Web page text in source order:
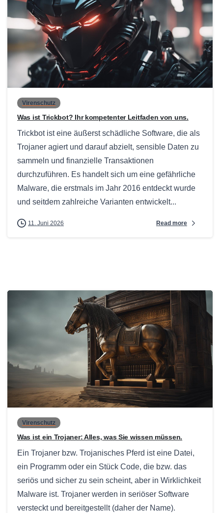
0
Virenschutz
Was ist Trickbot? Ihr kompetenter Leitfaden von uns.
Trickbot ist eine äußerst schädliche Software, die als
Trojaner agiert und darauf abzielt, sensible Daten zu
sammeln und finanzielle Transaktionen
durchzuführen. Es handelt sich um eine gefährliche
Malware, die erstmals im Jahr 2016 entdeckt wurde
und seitdem zahlreiche Varianten entwickelt...
11. Juni 2026 Read more
Virenschutz
Was ist ein Trojaner: Alles, was Sie wissen müssen.
Ein Trojaner bzw. Trojanisches Pferd ist eine Datei,
ein Programm oder ein Stück Code, die bzw. das
seriös und sicher zu sein scheint, aber in Wirklichkeit
Malware ist. Trojaner werden in seriöser Software
versteckt und bereitgestellt (daher der Name).